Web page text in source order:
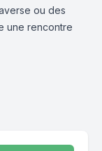
ou des
une rencontre